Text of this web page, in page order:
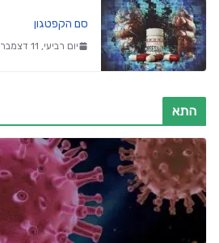
סם הקפטגון
יום רביעי, 11 דצמבר 2024, 12:43
התא